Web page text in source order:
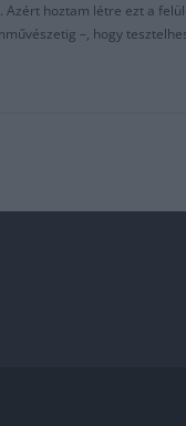
hoztam létre ezt a
–, hogy